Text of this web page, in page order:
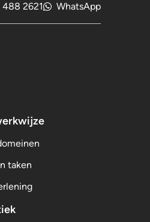
2621 WhatsApp
taken